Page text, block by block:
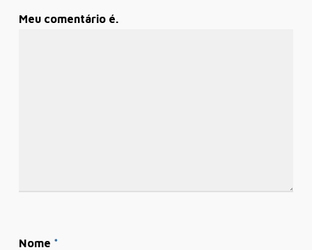
Meu comentário é.
Nome *